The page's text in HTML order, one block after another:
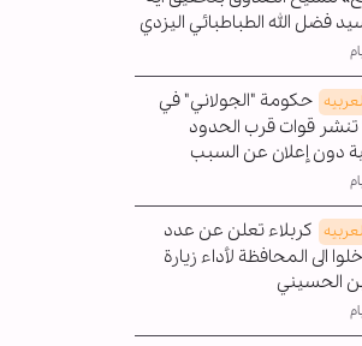
فضل الله الطباطبائي اليزدي
حكومة "الجولاني" في
تنشر قوات قرب الحدود
دون إعلان عن السبب
كربلاء تعلن عن عدد
الى المحافظة لأداء زيارة
الحسيني